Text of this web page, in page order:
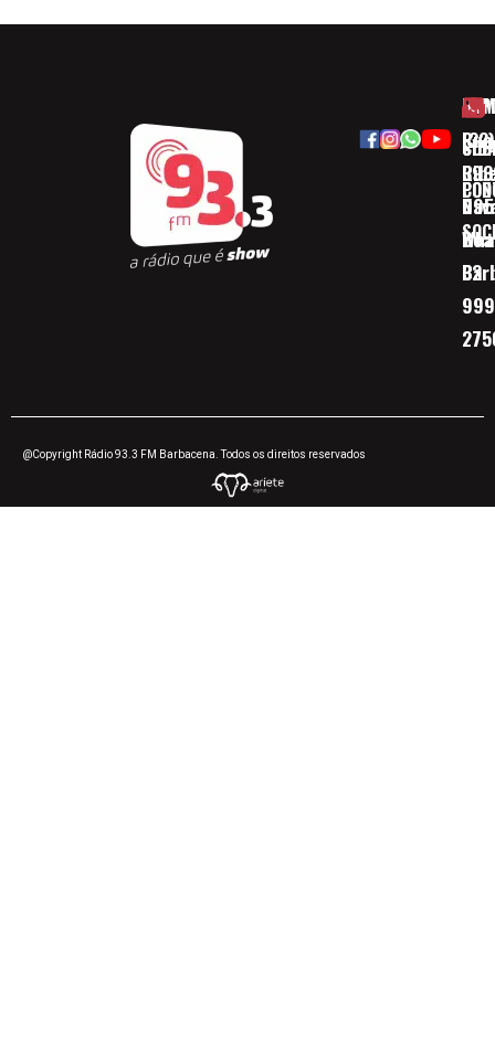
(32)
32
@Copyright Rádio 93.3 FM Barbacena. Todos os direitos reservados